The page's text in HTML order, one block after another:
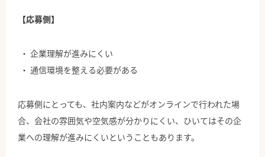
【応募側】
企業理解が進みにくい
通信環境を整える必要がある
応募側にとっても、社内案内などがオンラインで行われた場
合、会社の雰囲気や空気感が分かりにくい、ひいてはその企
業への理解が進みにくいということもあります。